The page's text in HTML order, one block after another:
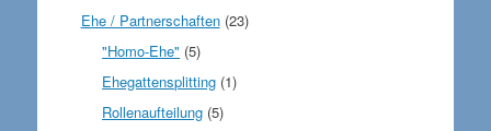
Ehe / Partnerschaften(23)
"Homo-Ehe" (5)
Ehegattensplitting (1)
Rollenaufteilung (5)